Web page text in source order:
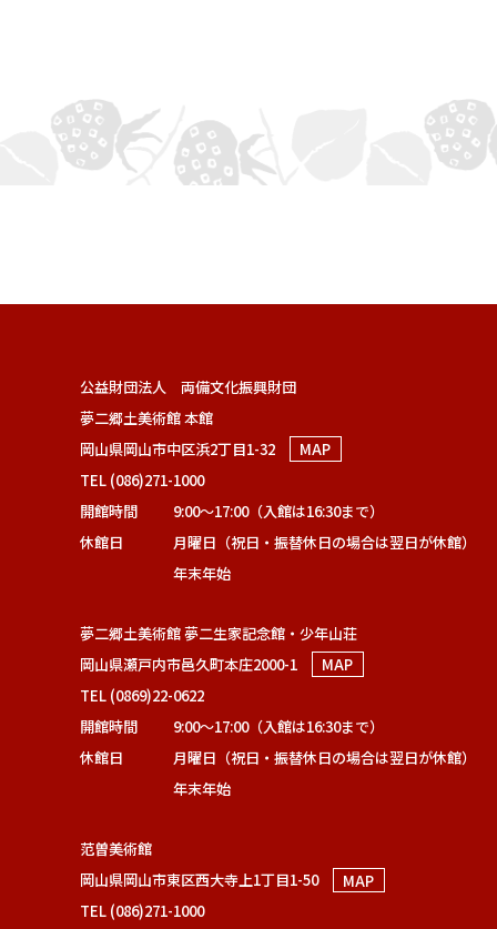
公益財団法人 両備文化振興財団
夢二郷土美術館 本館
岡山県岡山市中区浜2丁目1-32
MAP
TEL (086)271-1000
開館時間
9:00～17:00（入館は16:30まで）
休館日
月曜日（祝日・振替休日の場合は翌日が休館）
年末年始
夢二郷土美術館 夢二生家記念館・少年山荘
岡山県瀬戸内市邑久町本庄2000-1
MAP
TEL (0869)22-0622
開館時間
9:00～17:00（入館は16:30まで）
休館日
月曜日（祝日・振替休日の場合は翌日が休館）
年末年始
范曽美術館
岡山県岡山市東区西大寺上1丁目1-50
MAP
TEL (086)271-1000